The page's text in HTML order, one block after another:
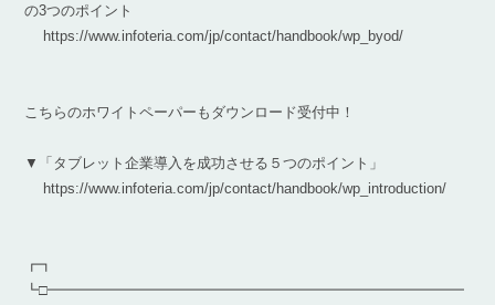
の3つのポイント
https://www.infoteria.com/jp/contact/handbook/wp_byod/
こちらのホワイトペーパーもダウンロード受付中！
▼「タブレット企業導入を成功させる５つのポイント」
https://www.infoteria.com/jp/contact/handbook/wp_introduction/
┏┓
┗□━━━━━━━━━━━━━━━━━━━━━━━━━━━━━